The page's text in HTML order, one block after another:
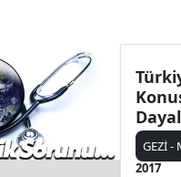
GEZİ -
2017